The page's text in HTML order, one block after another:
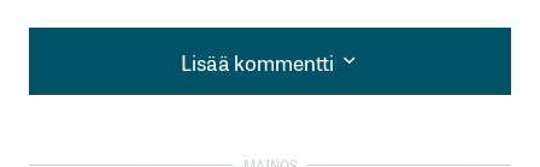
Lisää kommentti
Lisää kommentti